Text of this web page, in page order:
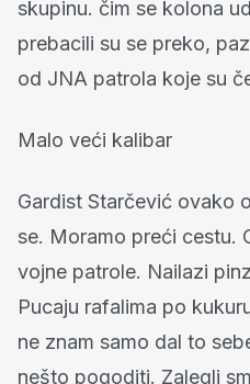
skupinu. čim se kolona
prebacili su se preko,
od JNA patrola koje su
Malo veći kalibar
Gardist Starčević ovako
se. Moramo preći cestu.
vojne patrole. Nailazi
Pucaju rafalima po
ne znam samo dal to
nešto pogoditi. Zalegli